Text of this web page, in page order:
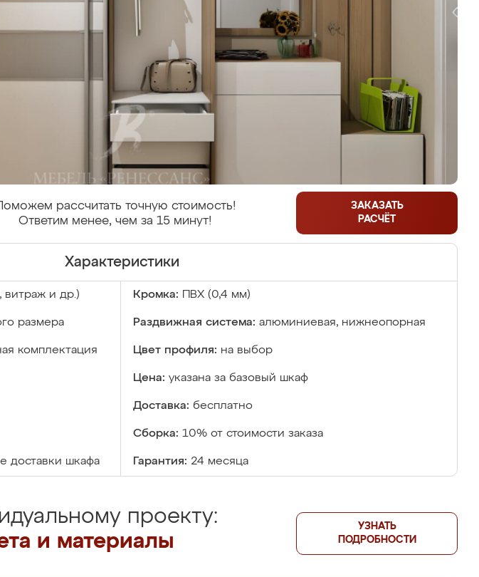
рассчитать точную стоимость!
Ответим менее, чем за 15 минут!
ЗАКАЗАТЬ
РАСЧЁТ
Характеристики
витраж и др.) Кромка: ПВХ (0,4 мм)
размера Раздвижная система: алюминиевая, нижнеопорная
комплектация Цвет профиля: на выбор
Цена: указана за базовый шкаф
Доставка: бесплатно
Сборка: 10% от стоимости заказа
доставки шкафа Гарантия: 24 месяца
проекту:
и материалы
УЗНАТЬ
ПОДРОБНОСТИ